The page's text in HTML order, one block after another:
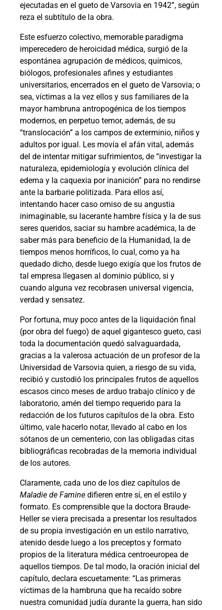
ejecutadas en el gueto de Varsovia en 1942”, según
reza el subtítulo de la obra.
Este esfuerzo colectivo, memorable paradigma
imperecedero de heroicidad médica, surgió de la
espontánea agrupación de médicos, químicos,
biólogos, profesionales afines y estudiantes
universitarios, encerrados en el gueto de Varsovia; o
sea, víctimas a la vez ellos y sus familiares de la
mayor hambruna antropogénica de los tiempos
modernos, en perpetuo temor, además, de su
“translocación” a los campos de exterminio, niños y
adultos por igual. Les movía el afán vital, además
del de intentar mitigar sufrimientos, de “investigar la
naturaleza, epidemiología y evolución clínica del
edema y la caquexia por inanición” para no rendirse
ante la barbarie politizada. Para ellos así,
intentando hacer caso omiso de su angustia
inimaginable, su lacerante hambre física y la de sus
seres queridos, saciar su hambre académica, la de
saber más para beneficio de la Humanidad, la de
tiempos menos horríficos, lo cual, como ya ha
quedado dicho, desde luego exigía que los frutos de
tal empresa llegasen al dominio público, si y
cuando alguna vez recobrasen universal vigencia,
verdad y sensatez.
Por fortuna, muy poco antes de la liquidación final
(por obra del fuego) de aquel gigantesco gueto, casi
toda la documentación quedó salvaguardada,
gracias a la valerosa actuación de un profesor de la
Universidad de Varsovia quien, a riesgo de su vida,
recibió y custodió los principales frutos de aquellos
escasos cinco meses de arduo trabajo clínico y de
laboratorio, amén del tiempo requerido para la
redacción de los futuros capítulos de la obra. Esto
último, vale hacerlo notar, llevado al cabo en los
sótanos de un cementerio, con las obligadas citas
bibliográficas recobradas de la memoria individual
de los autores.
Claramente, cada uno de los diez capítulos de
Maladie de Famine difieren entre sí, en el estilo y
formato. Es comprensible que la doctora Braude-
Heller se viera precisada a presentar los resultados
de su propia investigación en un estilo narrativo,
atenido desde luego a los preceptos y formato
propios de la literatura médica centroeuropea de
aquellos tiempos. De tal modo, la oración inicial del
capítulo, declara escuetamente: “Las primeras
víctimas de la hambruna que ha recaído sobre
nuestra comunidad judía durante la guerra, han sido